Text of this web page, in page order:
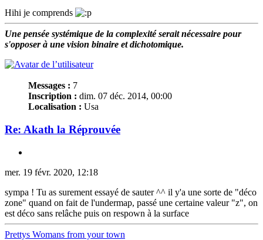
Hihi je comprends
Une pensée systémique de la complexité serait nécessaire pour
s'opposer à une vision binaire et dichotomique.
Messages : 7
Inscription : dim. 07 déc. 2014, 00:00
Localisation : Usa
Re: Akath la Réprouvée
mer. 19 févr. 2020, 12:18
sympa ! Tu as surement essayé de sauter ^^ il y'a une sorte de "déco
zone" quand on fait de l'undermap, passé une certaine valeur "z", on
est déco sans relâche puis on respown à la surface
Prettys Womans from your town